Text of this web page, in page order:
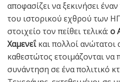
αποφασίζει να ξεκινήσει
του ιστορικού εχθρού των
στοιχείο τον πείθει τελικά: ο
Χαμενεΐ και πολλοί
καθεστώτος ετοιμάζονται
συνάντηση σε ένα πολιτικό